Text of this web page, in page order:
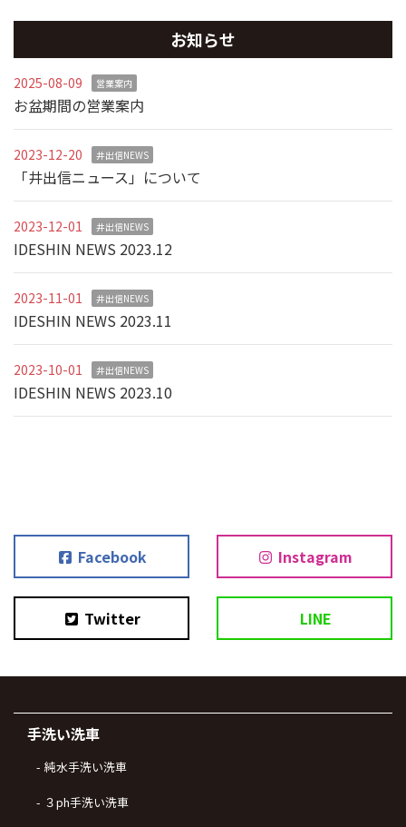
お知らせ
2025-08-09 営業案内
お盆期間の営業案内
2023-12-20 井出信NEWS
「井出信ニュース」について
2023-12-01 井出信NEWS
IDESHIN NEWS 2023.12
2023-11-01 井出信NEWS
IDESHIN NEWS 2023.11
2023-10-01 井出信NEWS
IDESHIN NEWS 2023.10
Facebook Instagram
Twitter LINE
手洗い洗車
純水手洗い洗車
３ph手洗い洗車